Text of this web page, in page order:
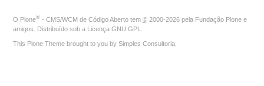
O Plone® - CMS/WCM de Código Aberto tem © 2000-2026 pela Fundação Plone e
amigos. Distribuído sob a Licença GNU GPL
This Plone Theme brought to you by Simples Consultoria